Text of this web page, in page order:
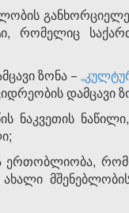
რომელიც
ზონა −
დამცავი
ნაკვეთის
ერთობლიობა,
ახალი